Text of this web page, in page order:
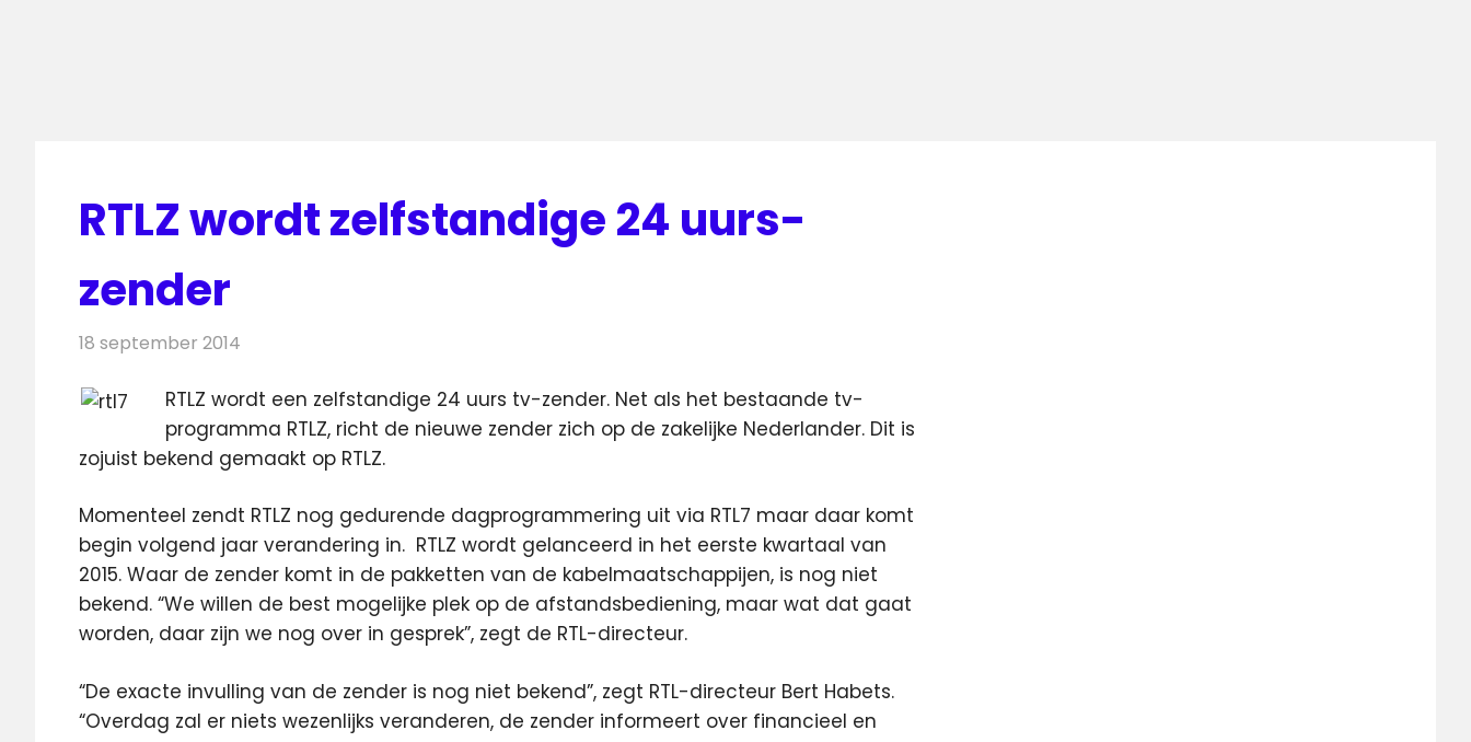
RTLZ wordt zelfstandige 24 uurs-
zender
18 september 2014
RTLZ wordt een zelfstandige 24 uurs tv-zender. Net als het bestaande tv-
programma RTLZ, richt de nieuwe zender zich op de zakelijke Nederlander. Dit is
zojuist bekend gemaakt op RTLZ.
Momenteel zendt RTLZ nog gedurende dagprogrammering uit via RTL7 maar daar komt
begin volgend jaar verandering in. RTLZ wordt gelanceerd in het eerste kwartaal van
2015. Waar de zender komt in de pakketten van de kabelmaatschappijen, is nog niet
bekend. “We willen de best mogelijke plek op de afstandsbediening, maar wat dat gaat
worden, daar zijn we nog over in gesprek”, zegt de RTL-directeur.
“De exacte invulling van de zender is nog niet bekend”, zegt RTL-directeur Bert Habets.
“Overdag zal er niets wezenlijks veranderen, de zender informeert over financieel en